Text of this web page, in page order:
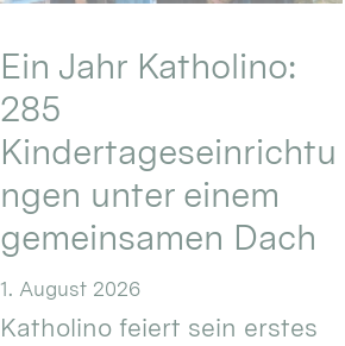
Ein Jahr Katholino:
285
Kindertageseinrichtu
ngen unter einem
gemeinsamen Dach
1. August 2026
Katholino feiert sein erstes